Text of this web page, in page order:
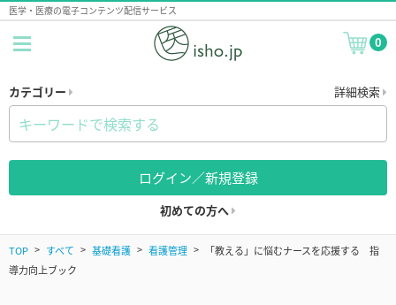
医学・医療の電子コンテンツ配信サービス
0
カテゴリー 詳細検索
ログイン／新規登録
初めての方へ
TOP すべて 基礎看護 看護管理
「教える」に悩むナースを応援する 指
導力向上ブック